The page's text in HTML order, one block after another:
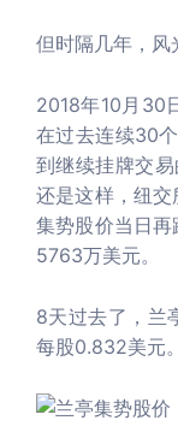
但时隔几年，风
2018年10月30
在过去连续30
到继续挂牌交
还是这样，纽
集势股价当日
5763万美元。
8天过去了，兰
每股0.832美元。